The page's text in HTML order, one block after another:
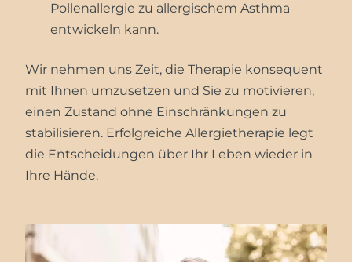
Pollenallergie zu allergischem Asthma
entwickeln kann.
Wir nehmen uns Zeit, die Therapie konsequent
mit Ihnen umzusetzen und Sie zu motivieren,
einen Zustand ohne Einschränkungen zu
stabilisieren. Erfolgreiche Allergietherapie legt
die Entscheidungen über Ihr Leben wieder in
Ihre Hände.